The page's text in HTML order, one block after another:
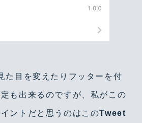
た目を変えたりフッターを付
も出来るのですが、私がこの
ントだと思うのはこのTweet